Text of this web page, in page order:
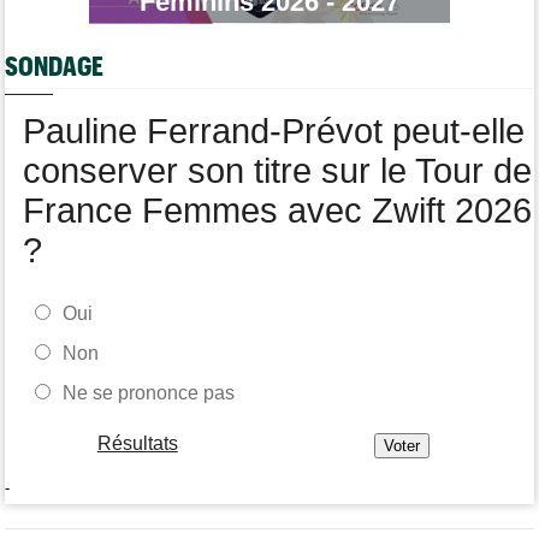
Jan Christen : "J'ai dû me retenir pour ne pas attaquer trop tôt"
Kasia Niewiadoma fait coup double sur la 7e étape
Joao Almeida a abandonné après une nouvelle chute
SONDAGE
Pauline Ferrand-Prévot peut-elle
conserver son titre sur le Tour de
France Femmes avec Zwift 2026
?
Oui
Non
Ne se prononce pas
Résultats
-